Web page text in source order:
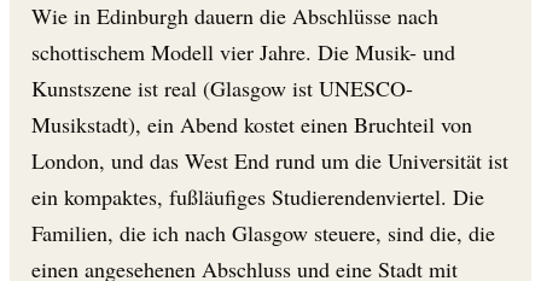
Wie in Edinburgh dauern die Abschlüsse nach
schottischem Modell vier Jahre. Die Musik- und
Kunstszene ist real (Glasgow ist UNESCO-
Musikstadt), ein Abend kostet einen Bruchteil von
London, und das West End rund um die Universität ist
ein kompaktes, fußläufiges Studierendenviertel. Die
Familien, die ich nach Glasgow steuere, sind die, die
einen angesehenen Abschluss und eine Stadt mit